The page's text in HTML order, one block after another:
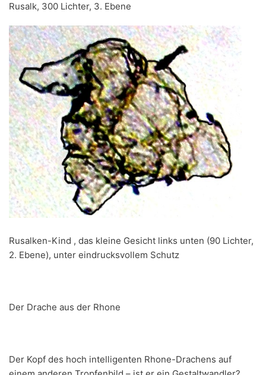
Rusalk, 300 Lichter, 3. Ebene
Rusalken-Kind , das kleine Gesicht links unten (90 Lichter,
2. Ebene), unter eindrucksvollem Schutz
Der Drache aus der Rhone
Der Kopf des hoch intelligenten Rhone-Drachens auf